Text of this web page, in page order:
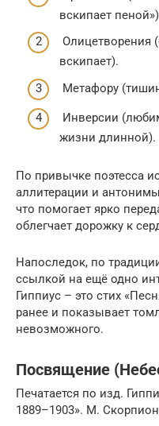
вскипает
Олицетворения
вскипает).
Метафору
Инверсии
жизни длинной).
По привычке поэтесса
аллитерации и
что помогает ярко
облегчает дорожку к
Напоследок, по
ссылкой на ещё одно
Гиппиус – это стих
ранее и показывает
невозможного.
Посвящение
Печатается по изд.
1889–1903». М.